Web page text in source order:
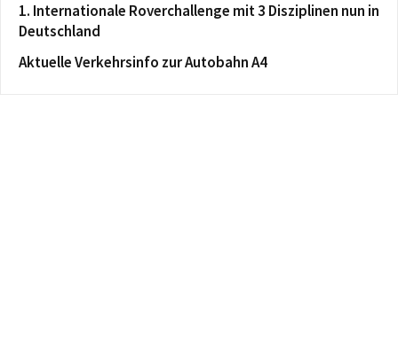
1. Internationale Roverchallenge mit 3 Disziplinen nun in
Deutschland
Aktuelle Verkehrsinfo zur Autobahn A4